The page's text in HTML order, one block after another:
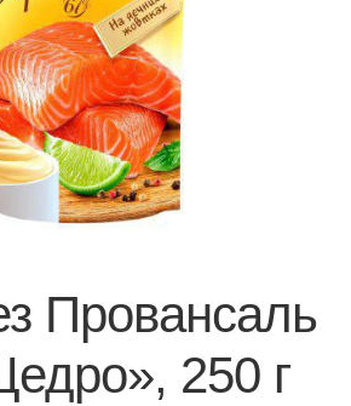
Провансаль
250 г